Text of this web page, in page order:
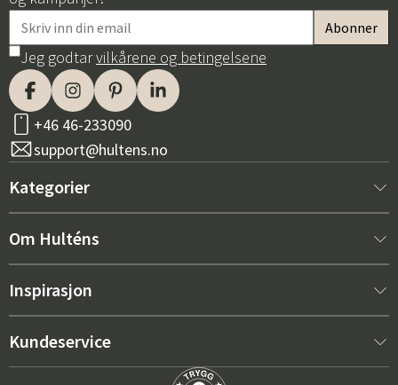
Jeg godtarvilkårene og betingelsene
+46 46-233090
support@hultens.no
Kategorier
Nytt hos oss
Innredning
Om Hulténs
Om Hulténs
Salgsavdeling
Inspirasjon
Bestselger
Kundeservice